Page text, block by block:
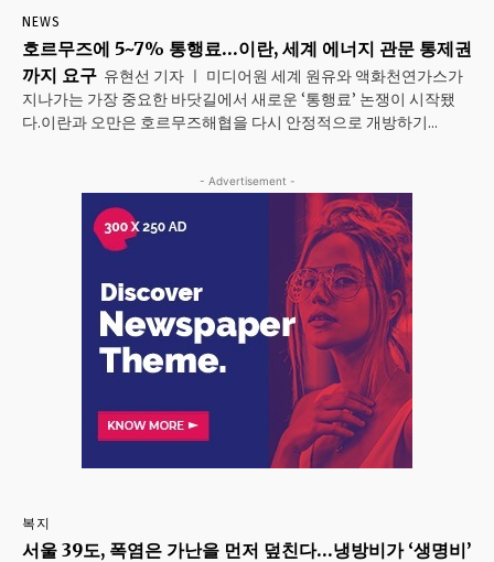
NEWS
호르무즈에 5~7% 통행료…이란, 세계 에너지 관문 통제권
까지 요구 유현선 기자 ㅣ 미디어원 세계 원유와 액화천연가스가
지나가는 가장 중요한 바닷길에서 새로운 ‘통행료’ 논쟁이 시작됐
다.이란과 오만은 호르무즈해협을 다시 안정적으로 개방하기...
- Advertisement -
복지
서울 39도, 폭염은 가난을 먼저 덮친다…냉방비가 ‘생명비’